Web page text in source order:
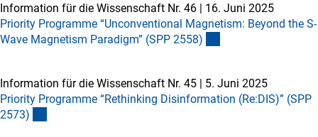
Information für die Wissenschaft Nr. 46 | 16. Juni 2025
Priority Programme “Unconventional Magnetism: Beyond the S-
Wave Magnetism Paradigm” (SPP 2558)
Information für die Wissenschaft Nr. 45 | 5. Juni 2025
Priority Programme “Rethinking Disinformation (Re:DIS)” (SPP
2573)